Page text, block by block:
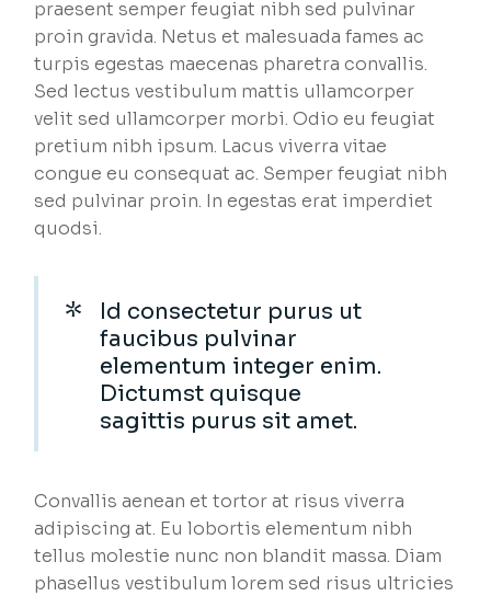
praesent semper feugiat nibh sed pulvinar
proin gravida. Netus et malesuada fames ac
turpis egestas maecenas pharetra convallis.
Sed lectus vestibulum mattis ullamcorper
velit sed ullamcorper morbi. Odio eu feugiat
pretium nibh ipsum. Lacus viverra vitae
congue eu consequat ac. Semper feugiat nibh
sed pulvinar proin. In egestas erat imperdiet
quodsi.
Id consectetur purus ut
faucibus pulvinar
elementum integer enim.
Dictumst quisque
sagittis purus sit amet.
Convallis aenean et tortor at risus viverra
adipiscing at. Eu lobortis elementum nibh
tellus molestie nunc non blandit massa. Diam
phasellus vestibulum lorem sed risus ultricies